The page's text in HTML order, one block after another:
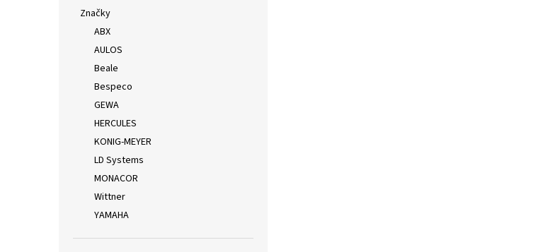
Značky
ABX
AULOS
Beale
Bespeco
GEWA
HERCULES
KONIG-MEYER
LD Systems
MONACOR
Wittner
YAMAHA